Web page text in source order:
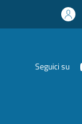
Seguici su